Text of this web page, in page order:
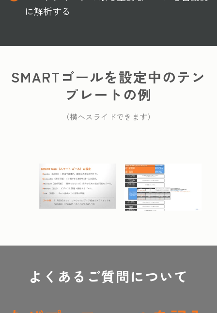
に解析する
SMARTゴールを設定中のテン
プレートの例
（横へスライドできます）
よくあるご質問について